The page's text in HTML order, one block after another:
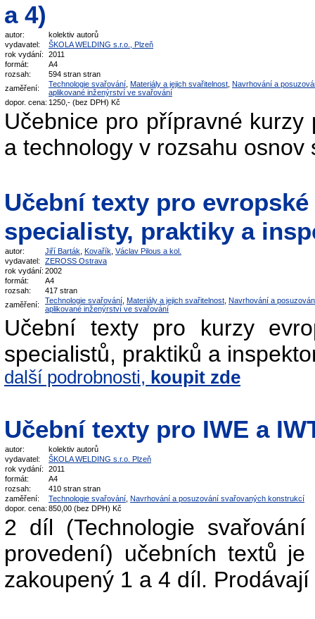
a 4)
autor:
kolektiv autorů
vydavatel:
ŠKOLA WELDING s.r.o., Plzeň
rok vydání:
2011
formát:
A4
rozsah:
594 stran stran
zaměření:
Technologie svařování Materiály a jejich svařitelnost Navrhování a
aplikované inženýrství ve svařování
dopor. cena: 1250,- (bez DPH) Kč
Učebnice pro přípravné
a technology v rozsahu osnov
Učební texty pro
specialisty, praktiky a
autor: Jiří Barták Kovařík Václav Pilous a kol.
vydavatel:
ZEROSS Ostrava
rok vydání: 2002
formát:
A4
rozsah:
417 stran
zaměření:
Technologie svařování Materiály a jejich svařitelnost Navrhování a
aplikované inženýrství ve svařování
Učební texty pro kurzy
specialistů, praktiků a
další podrobnosti, koupit zde
Učební texty pro IWE a
autor:
kolektiv autorů
vydavatel:
ŠKOLA WELDING s.r.o. Plzeň
rok vydání:
2011
formát:
A4
rozsah:
410 stran stran
zaměření:
Technologie svařování Navrhování a posuzování svařovaných konstrukcí
dopor. cena: 850,00 (bez DPH) Kč
2 díl (Technologie
provedení) učebních textů
zakoupený 1 a 4 díl.